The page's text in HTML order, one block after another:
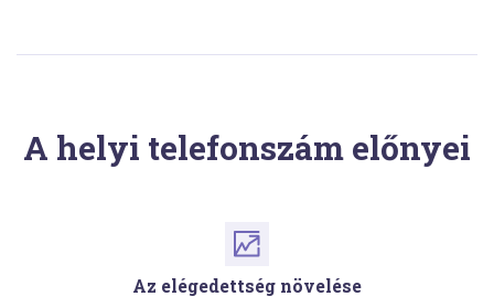
A helyi telefonszám előnyei
Az elégedettség növelése